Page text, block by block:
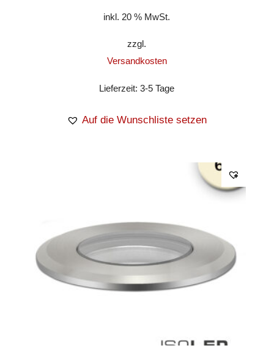
inkl. 20 % MwSt.
zzgl.
Versandkosten
Lieferzeit:3-5 Tage
Auf die Wunschliste setzen